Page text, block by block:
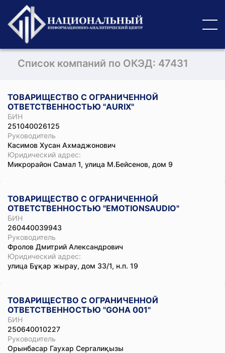
Список компаний по ОКЭД: 47431
ТОВАРИЩЕСТВО С ОГРАНИЧЕННОЙ
ОТВЕТСТВЕННОСТЬЮ "AURIX"
БИН
251040026125
Руководитель
Касимов Хусан Ахмаджонович
Юридический адрес:
Микрорайон Самал 1, улица М.Бейсенов, дом 9
ТОВАРИЩЕСТВО С ОГРАНИЧЕННОЙ
ОТВЕТСТВЕННОСТЬЮ "EMOTIONSAUDIO"
БИН
260440039943
Руководитель
Фролов Дмитрий Александрович
Юридический адрес:
улица Бұқар жырау, дом 33/1, н.п. 19
ТОВАРИЩЕСТВО С ОГРАНИЧЕННОЙ
ОТВЕТСТВЕННОСТЬЮ "GOHA 001"
БИН
250640010227
Руководитель
Орынбасар Гаухар Сергалиқызы